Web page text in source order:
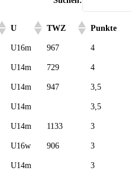
U TWZ Punkte
U16m 967 4
U14m 729 4
U14m 947 3,5
U14m 3,5
U14m 1133 3
U16w 906 3
U14m 3